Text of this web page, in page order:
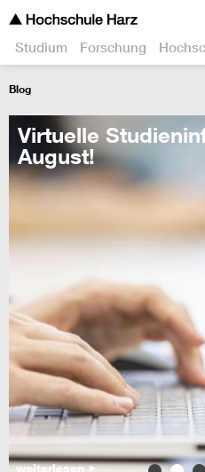
Studium Forschung
Blog
Virtuelle
August!
weiterlesen